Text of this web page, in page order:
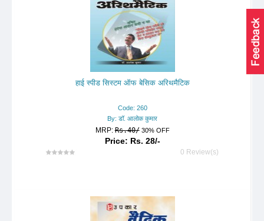
हाई स्पीड सिस्टम ऑफ बेसिक अरिथमैटिक
Code: 260
By: डॉ. आलोक कुमार
MRP:Rs.40/ 30% OFF
Price: Rs. 28/-
0 Review(s)